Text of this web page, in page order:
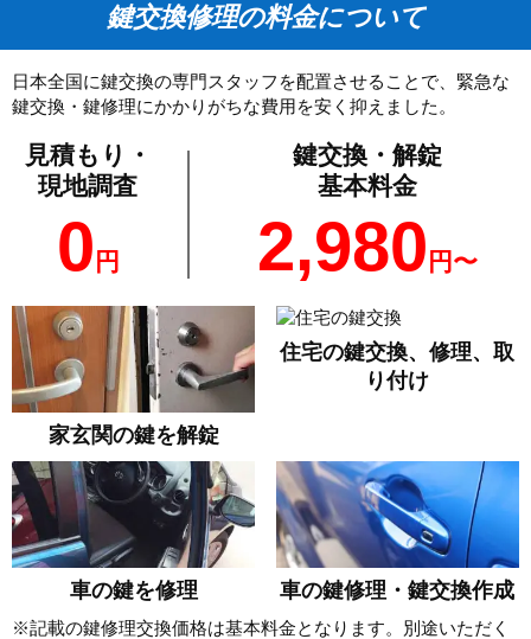
鍵交換修理の料金について
日本全国に鍵交換の専門スタッフを配置させることで、緊急な
鍵交換・鍵修理にかかりがちな費用を安く抑えました。
見積もり・
現地調査
0 円
鍵交換・解錠
基本料金
2,980 円〜
家玄関の鍵を解錠
住宅の鍵交換、修理、取
り付け
車の鍵を修理 車の鍵修理・鍵交換作成
※記載の鍵修理交換価格は基本料金となります。別途いただく